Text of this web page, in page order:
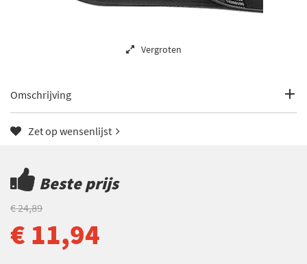
Vergroten
Omschrijving
Ribbenaantal: 5
EAN: 8021787040159
Zet op wensenlijst
Beste prijs
€ 24,89
€ 11,94